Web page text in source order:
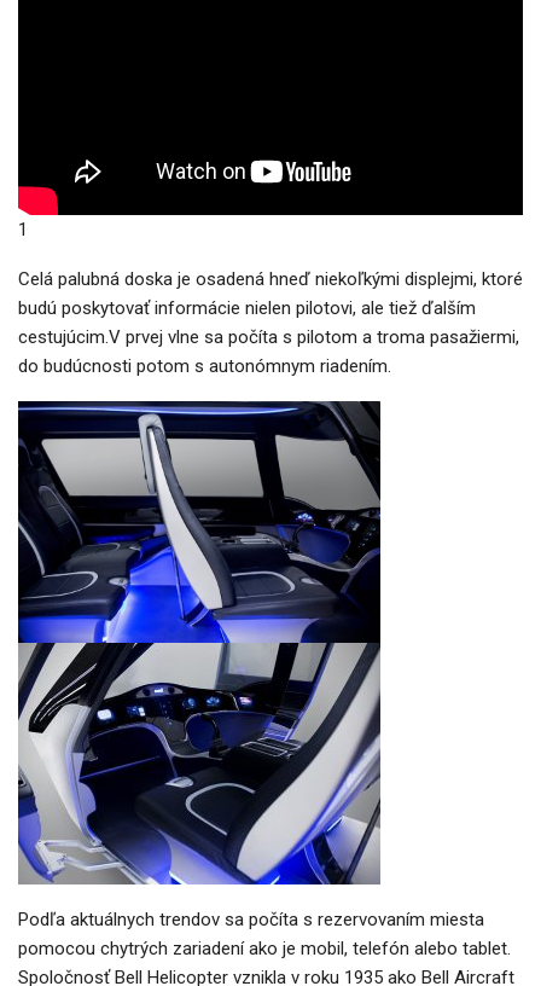
1
Celá palubná doska je osadená hneď niekoľkými displejmi, ktoré
budú poskytovať informácie nielen pilotovi, ale tiež ďalším
cestujúcim.V prvej vlne sa počíta s pilotom a troma pasažiermi,
do budúcnosti potom s autonómnym riadením.
Podľa aktuálnych trendov sa počíta s rezervovaním miesta
pomocou chytrých zariadení ako je mobil, telefón alebo tablet.
Spoločnosť Bell Helicopter vznikla v roku 1935 ako Bell Aircraft